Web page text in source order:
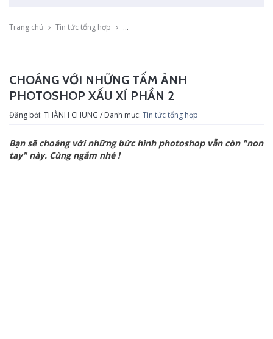
Trang chủ Tin tức tổng hợp Choáng với những tấm ảnh photoshop xấu
CHOÁNG VỚI NHỮNG TẤM ẢNH
PHOTOSHOP XẤU XÍ PHẦN 2
Đăng bởi: THÀNH CHUNG / Danh mục: Tin tức tổng hợp
Bạn sẽ choáng với những bức hình photoshop vẫn còn "non
tay" này. Cùng ngắm nhé !